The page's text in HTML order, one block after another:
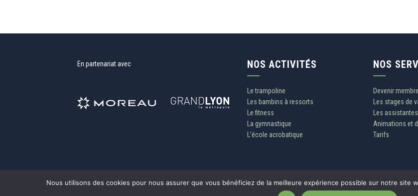
En partenariat avec NOS ACTIVITÉS
Le trampoline
Les bambins à ressorts
Le fitness
La gymnastique
L’école acrobatique
NOS
Devenir membre
Les stages de
Les
Animations et
Tarifs
Nous utilisons des cookies pour nous assurer que vous bénéficiez de la meilleure expérience possible sur notre site